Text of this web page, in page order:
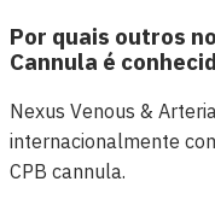
Por quais outros
Cannula é
Nexus Venous &
internacionalmente
CPB cannula.